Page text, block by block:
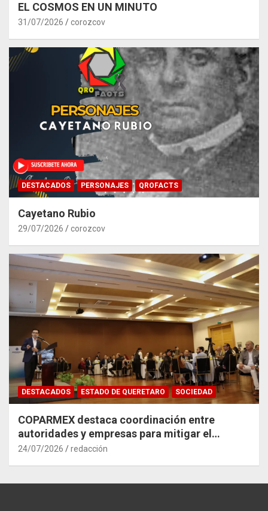
EL COSMOS EN UN MINUTO
31/07/2026 corozcov
DESTACADOS PERSONAJES QROFACTS
Cayetano Rubio
29/07/2026 corozcov
DESTACADOS ESTADO DE QUERETARO SOCIEDAD
COPARMEX destaca coordinación entre
autoridades y empresas para mitigar el
impacto del Tren México–Querétaro
24/07/2026 redacción